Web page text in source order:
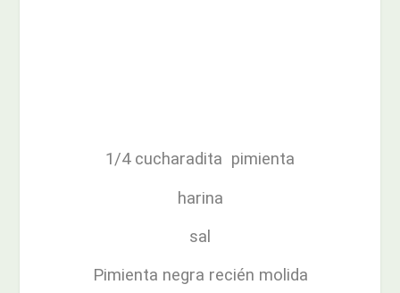
1/4 cucharadita pimienta
harina
sal
Pimienta negra recién molida